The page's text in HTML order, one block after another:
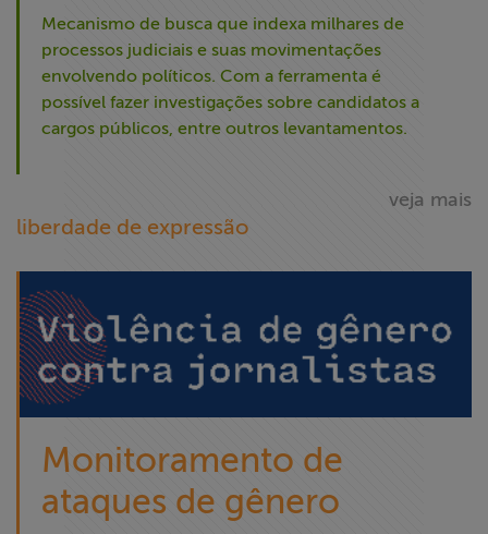
Mecanismo de busca que indexa milhares de
processos judiciais e suas movimentações
envolvendo políticos. Com a ferramenta é
possível fazer investigações sobre candidatos a
cargos públicos, entre outros levantamentos.
veja mais
liberdade de expressão
Monitoramento de
ataques de gênero